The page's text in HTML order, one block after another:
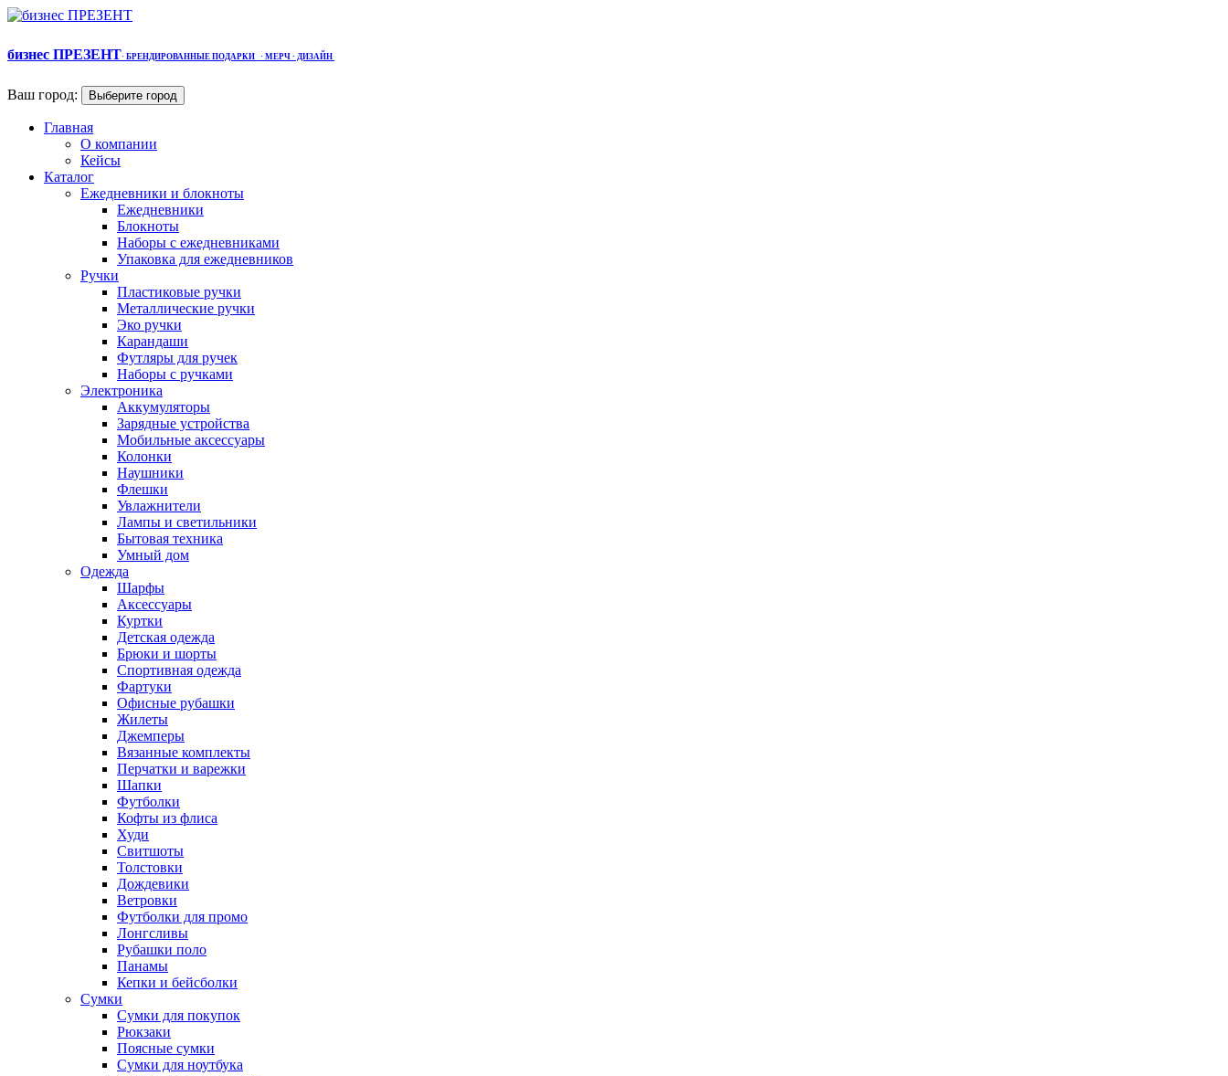
бизнес ПРЕЗЕНТ· БРЕНДИРОВАННЫЕ ПОДАРКИ · МЕРЧ · ДИЗАЙН
Ваш город: Выберите город
Главная
О компании
Кейсы
Каталог
Ежедневники и блокноты
Ежедневники
Блокноты
Наборы с ежедневниками
Упаковка для ежедневников
Ручки
Пластиковые ручки
Металлические ручки
Эко ручки
Карандаши
Футляры для ручек
Наборы с ручками
Электроника
Аккумуляторы
Зарядные устройства
Мобильные аксессуары
Колонки
Наушники
Флешки
Увлажнители
Лампы и светильники
Бытовая техника
Умный дом
Одежда
Шарфы
Аксессуары
Куртки
Детская одежда
Брюки и шорты
Спортивная одежда
Фартуки
Офисные рубашки
Жилеты
Джемперы
Вязанные комплекты
Перчатки и варежки
Шапки
Футболки
Кофты из флиса
Худи
Свитшоты
Толстовки
Дождевики
Ветровки
Футболки для промо
Лонгсливы
Рубашки поло
Панамы
Кепки и бейсболки
Сумки
Сумки для покупок
Рюкзаки
Поясные сумки
Сумки для ноутбука